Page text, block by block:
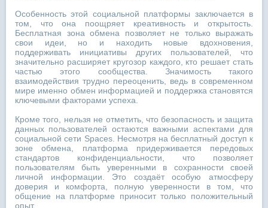
Особенность этой социальной платформы заключается в
том, что она поощряет креативность и открытость.
Бесплатная зона обмена позволяет не только выражать
свои идеи, но и находить новые вдохновения,
поддерживать инициативы других пользователей, что
значительно расширяет кругозор каждого, кто решает стать
частью этого сообщества. Значимость такого
взаимодействия трудно переоценить, ведь в современном
мире именно обмен информацией и поддержка становятся
ключевыми факторами успеха.
Кроме того, нельзя не отметить, что безопасность и защита
данных пользователей остаются важными аспектами для
социальной сети Spaces. Несмотря на бесплатный доступ к
зоне обмена, платформа придерживается передовых
стандартов конфиденциальности, что позволяет
пользователям быть уверенными в сохранности своей
личной информации. Это создаёт особую атмосферу
доверия и комфорта, полную уверенности в том, что
общение на платформе приносит только положительный
опыт.